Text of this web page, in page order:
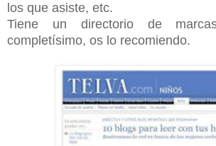
los que asiste, etc.
Tiene un directorio de
completísimo, os lo recomiendo.